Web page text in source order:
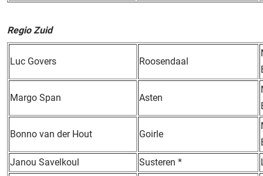
Regio Zuid
Luc Govers Roosendaal
Margo Span Asten
Bonno van der Hout Goirle
Janou Savelkoul
Susteren *